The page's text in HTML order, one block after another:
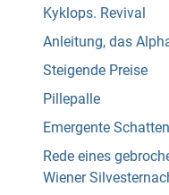
Kyklops. Revival
Anleitung, das
Steigende Preise
Pillepalle
Emergente Schatten
Rede eines
Wiener